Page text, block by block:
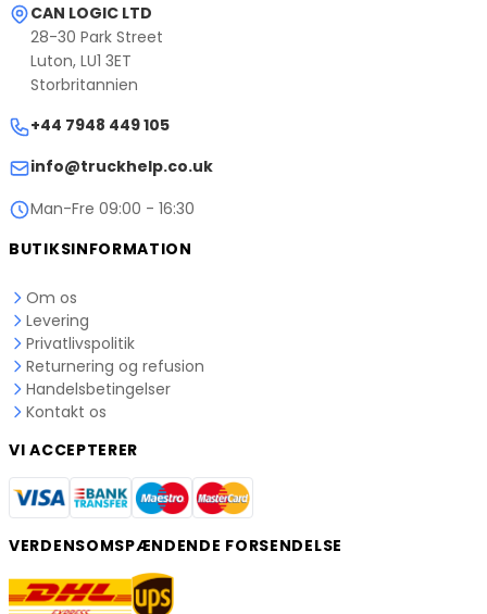
CAN LOGIC LTD
28-30 Park Street
Luton, LU1 3ET
Storbritannien
+44 7948 449 105
info@truckhelp.co.uk
Man-Fre 09:00 - 16:30
BUTIKSINFORMATION
Om os
Levering
Privatlivspolitik
Returnering og refusion
Handelsbetingelser
Kontakt os
VI ACCEPTERER
VERDENSOMSPÆNDENDE FORSENDELSE